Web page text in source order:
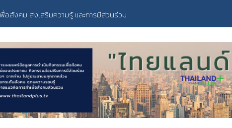
อสังคม ส่งเสริมความรู้ และการมีส่วนร่วม